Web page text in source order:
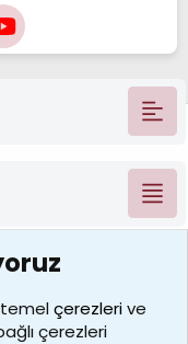
temelçerezlerive
çerezleri